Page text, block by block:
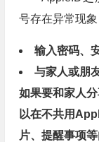
号存在异常现
输入密码、
与家人或朋
如果要和家人
以在不共用
片、提醒事项等